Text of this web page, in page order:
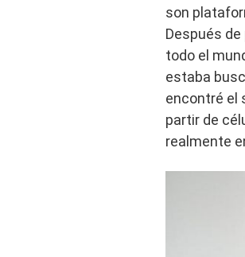
son
Después
todo el
estaba
encontré el
partir de
realmente